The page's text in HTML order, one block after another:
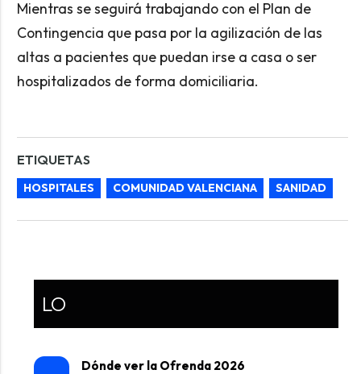
Mientras se seguirá trabajando con el Plan de
Contingencia que pasa por la agilización de las
altas a pacientes que puedan irse a casa o ser
hospitalizados de forma domiciliaria.
ETIQUETAS
HOSPITALES COMUNIDAD VALENCIANA SANIDAD
LO
Dónde ver la Ofrenda 2026